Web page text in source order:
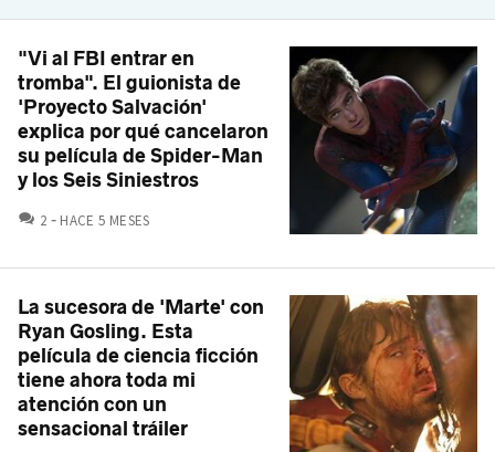
"Vi al FBI entrar en
tromba". El guionista de
'Proyecto Salvación'
explica por qué cancelaron
su película de Spider-Man
y los Seis Siniestros
2 COMENTARIOS
HACE 5 MESES
La sucesora de 'Marte' con
Ryan Gosling. Esta
película de ciencia ficción
tiene ahora toda mi
atención con un
sensacional tráiler